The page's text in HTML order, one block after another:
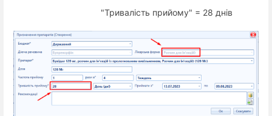
"Тривалість прийому" = 28 днів